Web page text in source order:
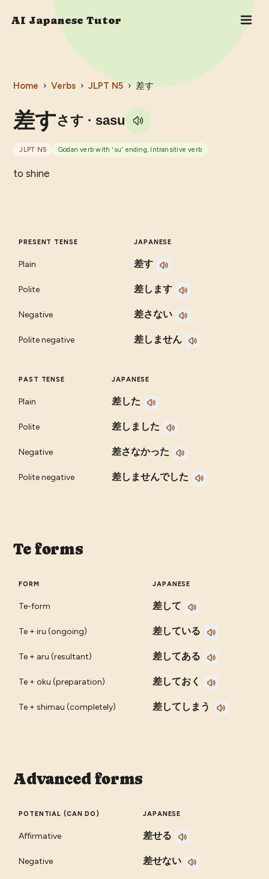
AI Japanese Tutor
Home › Verbs › JLPT N5 › 差す
差すさす · sasu
JLPT N5 Godan verb with 'su' ending, Intransitive verb
to shine
PRESENT TENSE JAPANESE
Plain 差す
Polite 差します
Negative 差さない
Polite negative 差しません
PAST TENSE JAPANESE
Plain 差した
Polite 差しました
Negative 差さなかった
Polite negative 差しませんでした
Te forms
FORM JAPANESE
Te-form 差して
Te + iru (ongoing) 差している
Te + aru (resultant) 差してある
Te + oku (preparation) 差しておく
Te + shimau (completely) 差してしまう
Advanced forms
POTENTIAL (CAN DO) JAPANESE
Affirmative 差せる
Negative 差せない